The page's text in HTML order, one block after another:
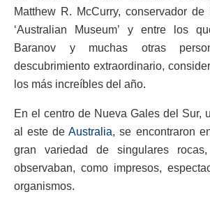
Matthew R. McCurry, conservador de
‘Australian Museum’ y entre los
Baranov y muchas otras
descubrimiento extraordinario,
los más increíbles del año.
En el centro de Nueva Gales del Sur,
al este deAustralia, se encontraron
gran variedad de singulares
observaban, como impresos,
organismos.